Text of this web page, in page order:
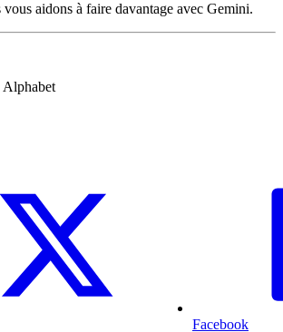
aidons à faire davantage avec Gemini.
Facebook